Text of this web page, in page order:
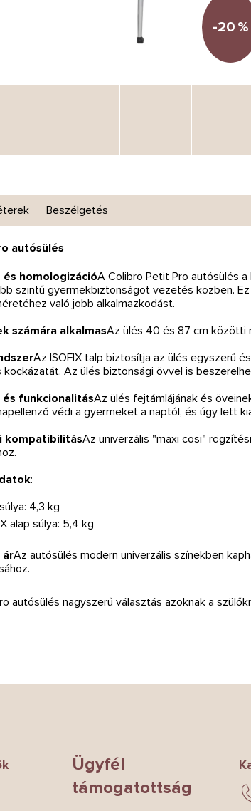
-20 %
Beszélgetés
autósülés
és homologizációA Colibro Petit Pro autósülés a
szintű gyermekbiztonságot vezetés közben.
való jobb alkalmazkodást.
számára alkalmasAz ülés 40 és 87 cm közötti
Az ISOFIX talp biztosítja az ülés egyszerű
Az ülés biztonsági övvel is
és funkcionalitásAz ülés fejtámlájának és
védi a gyermeket a naptól, és úgy lett
kompatibilitásAz univerzális "maxi cosi"
:
4,3 kg
alap súlya: 5,4 kg
árAz autósülés modern univerzális színekben
autósülés nagyszerű választás azoknak a
Ügyfél
támogatottság